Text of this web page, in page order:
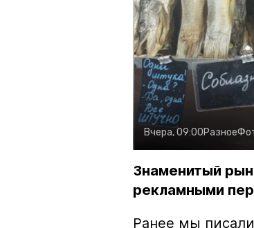
Вчера, 09:00Разное
Знаменитый
рекламными
Ранее мы